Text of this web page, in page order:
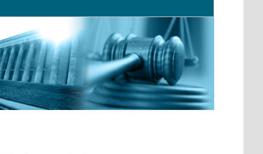
Contacto